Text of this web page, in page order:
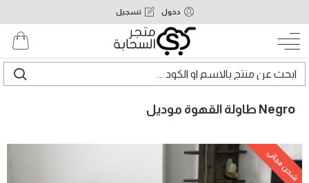
دخول تسجيل
Negro طاولة القهوة موديل
شحن مجاني